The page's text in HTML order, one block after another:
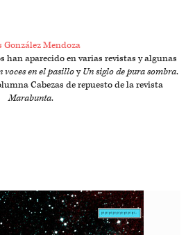
González Mendoza
han aparecido en varias revistas y algunas
voces en el pasilloyUn siglo de pura sombra.
Cabezas de repuesto de la revista
Marabunta.